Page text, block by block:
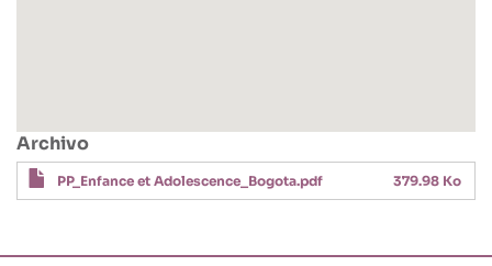
Archivo
PP_Enfance et Adolescence_Bogota.pdf 379.98 Ko